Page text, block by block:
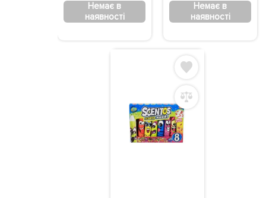
Немає в
наявності
Немає в
наявності